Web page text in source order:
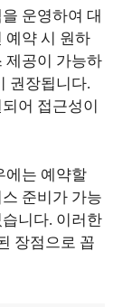
운영하여 대
예약 시 원하
제공이 가능하
권장됩니다.
어 접근성이
에는 예약할
준비가 가능
니다. 이러한
장점으로 꼽